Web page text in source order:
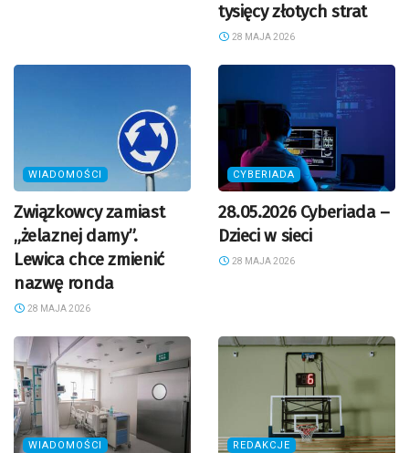
tysięcy złotych strat
28 MAJA 2026
WIADOMOŚCI
Związkowcy zamiast
„żelaznej damy”.
Lewica chce zmienić
nazwę ronda
28 MAJA 2026
CYBERIADA
28.05.2026 Cyberiada –
Dzieci w sieci
28 MAJA 2026
WIADOMOŚCI REDAKCJE